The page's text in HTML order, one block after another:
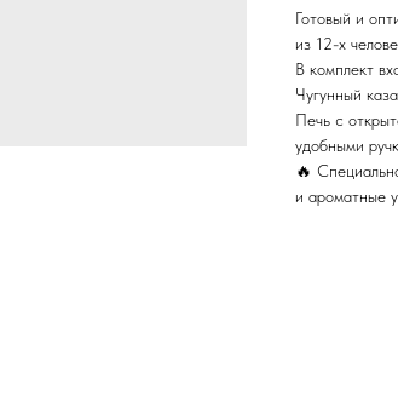
Готовый и
из 12-х
В комплект
Чугунный
Печь с
удобными
🔥
и ароматные